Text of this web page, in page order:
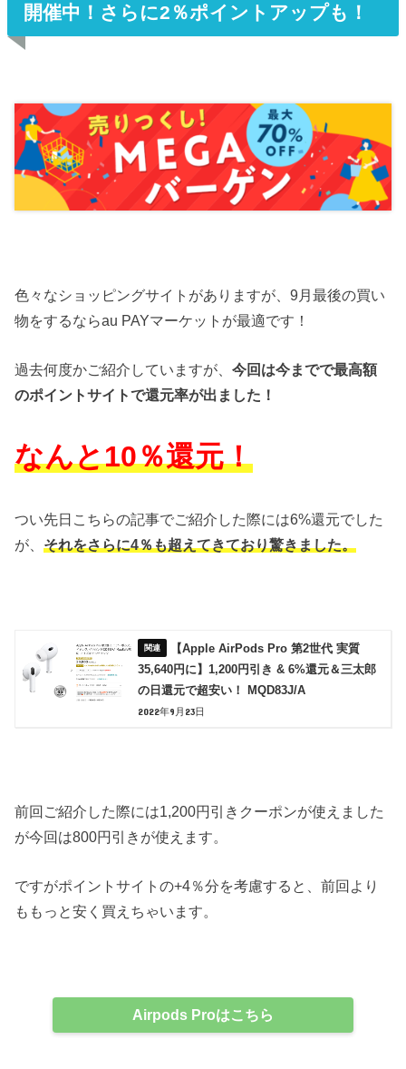
開催中！さらに2％ポイントアップも！
色々なショッピングサイトがありますが、9月最後の買い
物をするならau PAYマーケットが最適です！
過去何度かご紹介していますが、今回は今までで最高額
のポイントサイトで還元率が出ました！
なんと10％還元！
つい先日こちらの記事でご紹介した際には6%還元でした
が、それをさらに4％も超えてきており驚きました。
【Apple AirPods Pro 第2世代 実質
35,640円に】1,200円引き & 6%還元＆三太郎
の日還元で超安い！ MQD83J/A
2022年9月23日
前回ご紹介した際には1,200円引きクーポンが使えました
が今回は800円引きが使えます。
ですがポイントサイトの+4％分を考慮すると、前回より
ももっと安く買えちゃいます。
Airpods Proはこちら